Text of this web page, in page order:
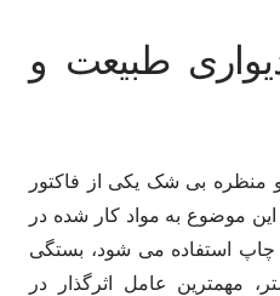
طبیعت و
منظره بی شک یکی از فاکتور
موضوع به مواد کار شده در
استفاده می شود، بستگی
مهمترین عامل اثرگذار در